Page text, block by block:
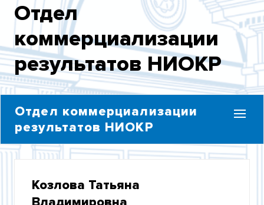
Отдел
коммерциализации
результатов НИОКР
Отдел коммерциализации
результатов НИОКР
НОВОСТИ И ОБЪЯВЛЕНИЯ
ПОЛЕЗНЫЕ ССЫЛКИ
Козлова Татьяна